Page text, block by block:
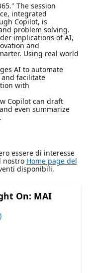
The session
integrated
Copilot, is
problem solving.
implications of AI,
and
Using real world
AI to automate
facilitate
with
Copilot can draft
even summarize
essere di interesse
nostro Home page del
disponibili.
On: MAI